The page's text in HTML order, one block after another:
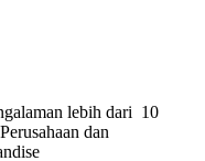
lebih dari 10
dan